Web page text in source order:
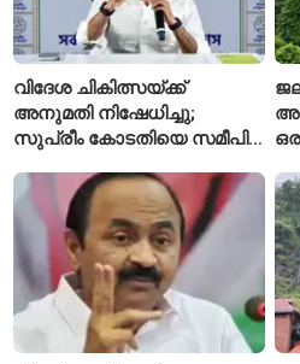
വിദേശ ചികിത്സയ്ക്ക്
അനുമതി നിഷേധിച്ചു;
സുപ്രീം കോടതിയെ സമീപിച്ച്